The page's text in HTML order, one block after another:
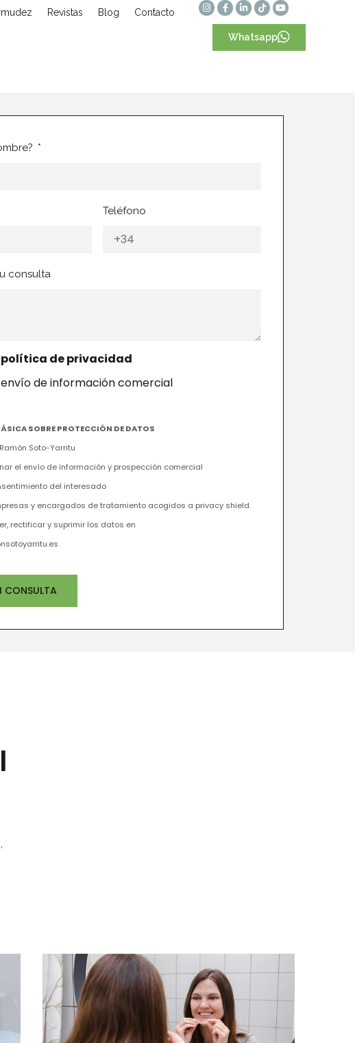
Revistas Blog Contacto
Whatsapp
Teléfono
consulta
política de privacidad
de información comercial
SOBRE PROTECCIÓN DE DATOS
Soto-Yarritu
el envío de información y prospección comercial
del interesado
y encargados de tratamiento acogidos a privacy shield.
rectificar y suprimir los datos en
CONSULTA